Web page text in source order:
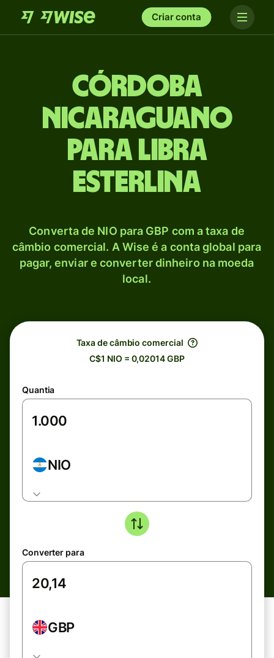
Criar conta
Córdoba
nicaraguano
para Libra
esterlina
Converta de NIO para GBP com a taxa de
câmbio comercial. A Wise é a conta global para
pagar, enviar e converter dinheiro na moeda
local.
Taxa de câmbio comercial
C$1 NIO = 0,02014 GBP
Quantia
NIO
Converter para
GBP